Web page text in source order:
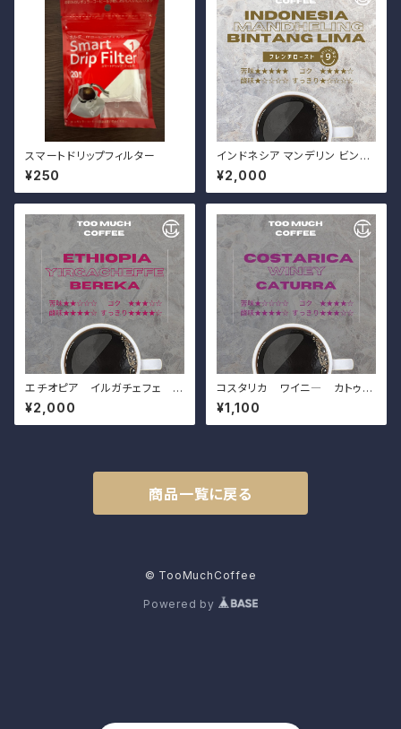
スマートドリップフィルター
¥250
インドネシア マンデリン ビンタ
ンリマ（200g）
¥2,000
エチオピア イルガチェフェ ベ
レカG1（200g）
¥2,000
コスタリカ ワイニ― カトゥー
ラ（100g）
¥1,100
商品一覧に戻る
© TooMuchCoffee
Powered by